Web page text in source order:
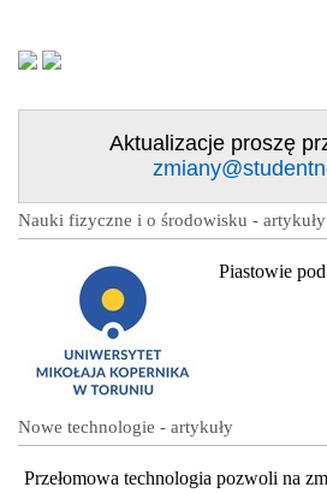
Aktualizacje proszę
Nauki fizyczne i o środowisku - artykuły
Piastowie
Nowe technologie - artykuły
Przełomowa technologia pozwoli na